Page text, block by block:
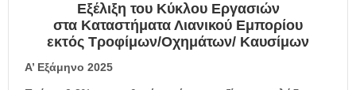
Εξέλιξη του Κύκλου Εργασιών
στα Καταστήματα Λιανικού Εμπορίου
εκτός Τροφίμων/Οχημάτων/ Καυσίμων
Α’ Εξάμηνο 2025